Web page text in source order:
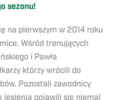
sezonu!
na pierwszym w 2014 roku
Wśród trenujących
i Pawła
którzy wrócili do
Pozostali zawodnicy
jesienią pojawili się niemal